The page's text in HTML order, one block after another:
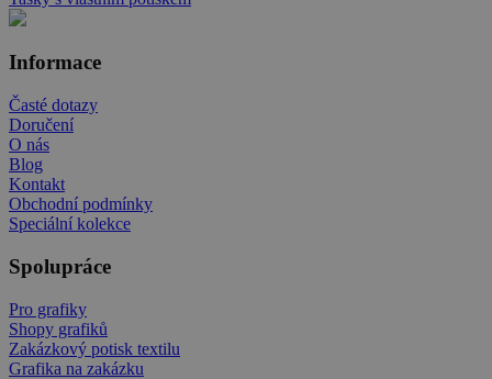
Informace
Časté dotazy
Doručení
O nás
Blog
Kontakt
Obchodní podmínky
Speciální kolekce
Spolupráce
Pro grafiky
Shopy grafiků
Zakázkový potisk textilu
Grafika na zakázku